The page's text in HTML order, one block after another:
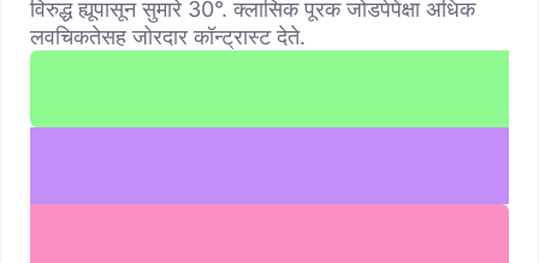
विरुद्ध ह्यूपासून सुमारे 30°. क्लासिक पूरक जोडपेपेक्षा अधिक
लवचिकतेसह जोरदार कॉन्ट्रास्ट देते.